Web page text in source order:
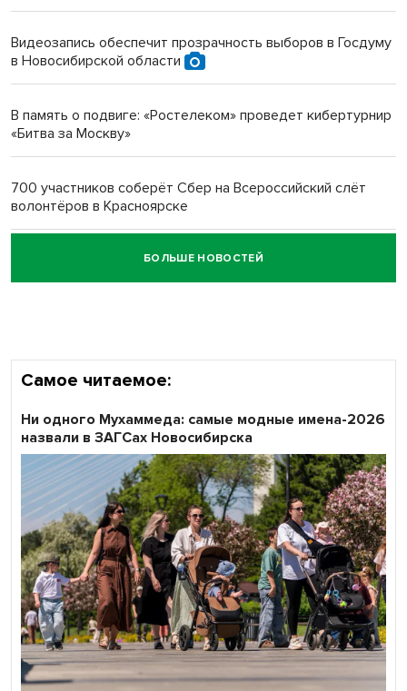
Новосибирский преподаватель с женой вошли в топ-16
Видеозапись обеспечит прозрачность выборов в Госдуму
в Новосибирской области
В память о подвиге: «Ростелеком» проведет кибертурнир
«Битва за Москву»
700 участников соберёт Сбер на Всероссийский слёт
волонтёров в Красноярске
Честный выбор: видеонаблюдение обеспечит
объективность результатов ЕДГ в Новосибирской
БОЛЬШЕ НОВОСТЕЙ
Самое читаемое:
Ни одного Мухаммеда: самые модные имена-2026
назвали в ЗАГСах Новосибирска